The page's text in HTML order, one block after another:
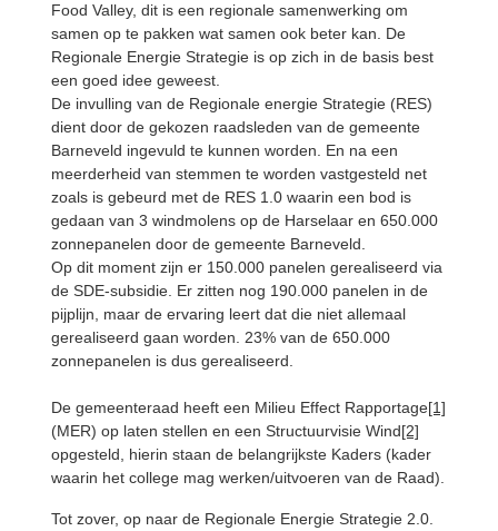
Food Valley, dit is een regionale samenwerking om
samen op te pakken wat samen ook beter kan. De
Regionale Energie Strategie is op zich in de basis best
een goed idee geweest.
De invulling van de Regionale energie Strategie (RES)
dient door de gekozen raadsleden van de gemeente
Barneveld ingevuld te kunnen worden. En na een
meerderheid van stemmen te worden vastgesteld net
zoals is gebeurd met de RES 1.0 waarin een bod is
gedaan van 3 windmolens op de Harselaar en 650.000
zonnepanelen door de gemeente Barneveld.
Op dit moment zijn er 150.000 panelen gerealiseerd via
de SDE-subsidie. Er zitten nog 190.000 panelen in de
pijplijn, maar de ervaring leert dat die niet allemaal
gerealiseerd gaan worden. 23% van de 650.000
zonnepanelen is dus gerealiseerd.
De gemeenteraad heeft een Milieu Effect Rapportage[1]
(MER) op laten stellen en een Structuurvisie Wind[2]
opgesteld, hierin staan de belangrijkste Kaders (kader
waarin het college mag werken/uitvoeren van de Raad).
Tot zover, op naar de Regionale Energie Strategie 2.0.